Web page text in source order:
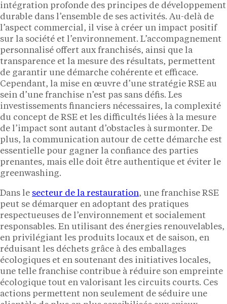
intégration profonde des principes de développement
durable dans l’ensemble de ses activités. Au-delà de
l’aspect commercial, il vise à créer un impact positif
sur la société et l’environnement. L’accompagnement
personnalisé offert aux franchisés, ainsi que la
transparence et la mesure des résultats, permettent
de garantir une démarche cohérente et efficace.
Cependant, la mise en œuvre d’une stratégie RSE au
sein d’une franchise n’est pas sans défis. Les
investissements financiers nécessaires, la complexité
du concept de RSE et les difficultés liées à la mesure
de l’impact sont autant d’obstacles à surmonter. De
plus, la communication autour de cette démarche est
essentielle pour gagner la confiance des parties
prenantes, mais elle doit être authentique et éviter le
greenwashing.
Dans le secteur de la restauration, une franchise RSE
peut se démarquer en adoptant des pratiques
respectueuses de l’environnement et socialement
responsables. En utilisant des énergies renouvelables,
en privilégiant les produits locaux et de saison, en
réduisant les déchets grâce à des emballages
écologiques et en soutenant des initiatives locales,
une telle franchise contribue à réduire son empreinte
écologique tout en valorisant les circuits courts. Ces
actions permettent non seulement de séduire une